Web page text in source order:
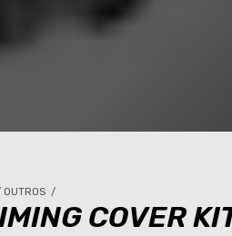
OUTROS /
COVER